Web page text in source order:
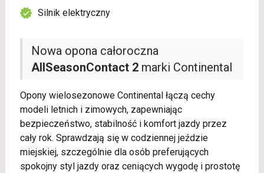
Nowa opona całoroczna
AllSeasonContact 2marki Continental
Opony wielosezonowe Continental łączą cechy
modeli letnich i zimowych, zapewniając
bezpieczeństwo, stabilność i komfort jazdy przez
cały rok. Sprawdzają się w codziennej jeździe
miejskiej, szczególnie dla osób preferujących
spokojny styl jazdy oraz ceniących wygodę i prostotę
Silnik elektryczny